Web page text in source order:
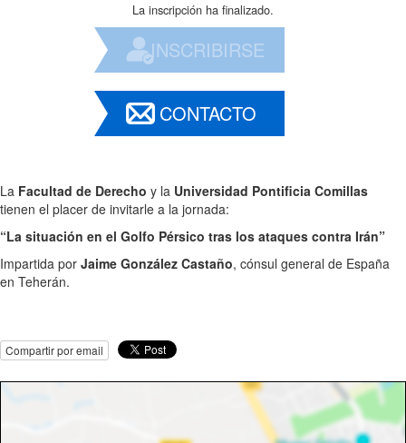
La inscripción ha finalizado.
INSCRIBIRSE
CONTACTO
La Facultad de Derecho y la Universidad Pontificia Comillas
tienen el placer de invitarle a la jornada:
“La situación en el Golfo Pérsico tras los ataques contra Irán”
Impartida por Jaime González Castaño, cónsul general de España
en Teherán.
Compartir por email